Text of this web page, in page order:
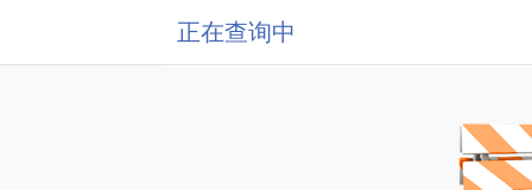
正在查询中